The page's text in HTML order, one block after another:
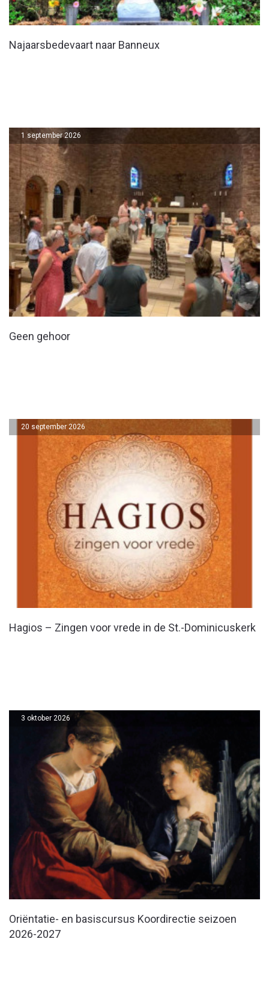
Najaarsbedevaart naar Banneux
Geen gehoor
1 september 2026
Hagios – Zingen voor vrede in de St.-Dominicuskerk
20 september 2026
Oriëntatie- en basiscursus Koordirectie seizoen
2026-2027
3 oktober 2026